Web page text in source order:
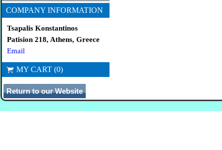
COMPANY INFORMATION
Tsapalis Konstantinos
Patision 218, Athens, Greece
Email
MY CART (0)